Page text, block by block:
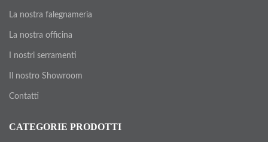
La nostra falegnameria
La nostra officina
I nostri serramenti
Il nostro Showroom
Contatti
CATEGORIE PRODOTTI